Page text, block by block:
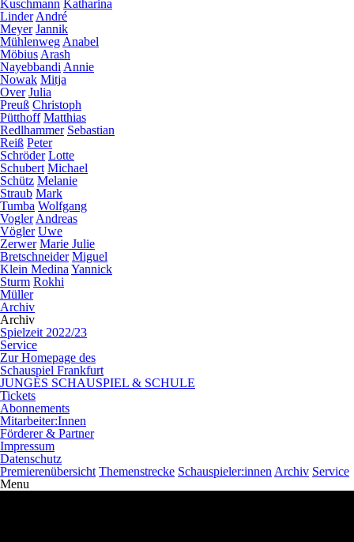
Kuschmann Katharina
Linder André
Meyer Jannik
Mühlenweg Anabel
Möbius Arash
Nayebbandi Annie
Nowak Mitja
Over Julia
Preuß Christoph
Pütthoff Matthias
Redlhammer Sebastian
Reiß Peter
Schröder Lotte
Schubert Michael
Schütz Melanie
Straub Mark
Tumba Wolfgang
Vogler Andreas
Vögler Uwe
Zerwer Marie Julie
Bretschneider Miguel
Klein Medina Yannick
Sturm Rokhi
Müller
Archiv
Archiv
Spielzeit 2022/23
Service
Zur Homepage des
Schauspiel Frankfurt
JUNGES SCHAUSPIEL & SCHULE
Tickets
Abonnements
Mitarbeiter:Innen
Förderer & Partner
Impressum
Datenschutz
Premierenübersicht Themenstrecke Schauspieler:innen Archiv Service
Menu